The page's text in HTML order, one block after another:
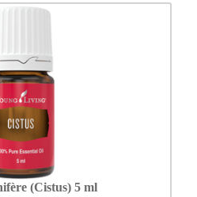
(Cistus) 5 ml